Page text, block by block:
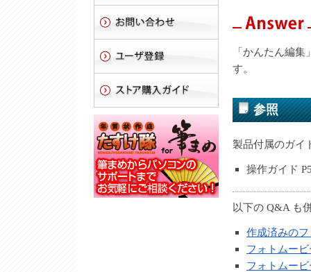
「かんたん編
す。
参照
製品付属のガイ
操作ガイド
以下の Q&A も
作成済みの
フォトムー
フォトムー